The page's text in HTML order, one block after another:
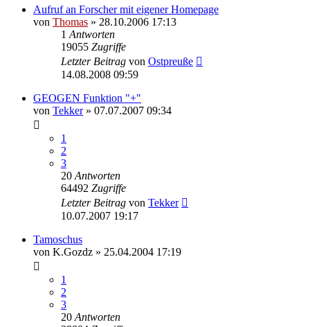
Aufruf an Forscher mit eigener Homepage
von Thomas » 28.10.2006 17:13
1 Antworten
19055 Zugriffe
Letzter Beitrag von Ostpreuße
14.08.2008 09:59
GEOGEN Funktion "+"
von Tekker» 07.07.2007 09:34
1
2
3
20 Antworten
64492 Zugriffe
Letzter Beitrag von Tekker
10.07.2007 19:17
Tamoschus
von K.Gozdz » 25.04.2004 17:19
1
2
3
20 Antworten